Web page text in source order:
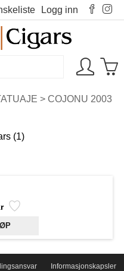
Logg inn
> COJONU 2003
(1)
Informasjonskapsler